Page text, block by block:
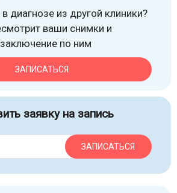
диагнозе из другой клиники?
ваши снимки и
по ним
ЗАПИСАТЬСЯ
заявку на запись
ЗАПИСАТЬСЯ